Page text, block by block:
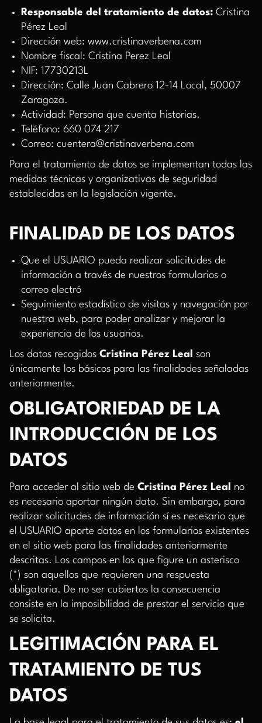
Responsable del tratamiento de datos: Cristina
Pérez Leal
Dirección web: www.cristinaverbena.com
Nombre fiscal: Cristina Perez Leal
NIF: 17730213L
Dirección: Calle Juan Cabrero 12-14 Local, 50007
Zaragoza.
Actividad: Persona que cuenta historias.
Teléfono: 660 074 217
Correo: cuentera@cristinaverbena.com
Para el tratamiento de datos se implementan todas las
medidas técnicas y organizativas de seguridad
establecidas en la legislación vigente.
FINALIDAD DE LOS DATOS
Que el USUARIO pueda realizar solicitudes de
información a través de nuestros formularios o
correo electró
Seguimiento estadístico de visitas y navegación por
nuestra web, para poder analizar y mejorar la
experiencia de los usuarios.
Los datos recogidos Cristina Pérez Leal
son
únicamente los básicos para las finalidades señaladas
anteriormente.
OBLIGATORIEDAD DE LA
INTRODUCCIÓN DE LOS
DATOS
Para acceder al sitio web de Cristina Pérez Leal
no
es necesario aportar ningún dato. Sin embargo, para
realizar solicitudes de información sí es necesario que
el USUARIO aporte datos en los formularios existentes
en el sitio web para las finalidades anteriormente
descritas. Los campos en los que figure un asterisco
(*) son aquellos que requieren una respuesta
obligatoria. De no ser cubiertos la consecuencia
consiste en la imposibilidad de prestar el servicio que
se solicita.
LEGITIMACIÓN PARA EL
TRATAMIENTO DE TUS
DATOS